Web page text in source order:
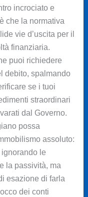
incrociato e
che la normativa
vie d’uscita per il
finanziaria.
puoi richiedere
debito, spalmando
se i tuoi
straordinari
dal Governo.
possa
assoluto:
le
la passività, ma
esazione di farla
dei conti